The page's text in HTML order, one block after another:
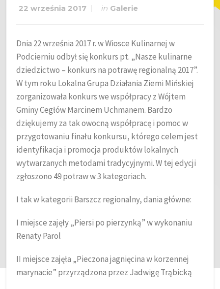
22 września 2017 in Galerie
Dnia 22 września 2017 r. w Wiosce Kulinarnej w
Podcierniu odbył się konkurs pt. „Nasze kulinarne
dziedzictwo – konkurs na potrawę regionalną 2017”.
W tym roku Lokalna Grupa Działania Ziemi Mińskiej
zorganizowała konkurs we współpracy z Wójtem
Gminy Cegłów Marcinem Uchmanem. Bardzo
dziękujemy za tak owocną współpracę i pomoc w
przygotowaniu finału konkursu, którego celem jest
identyfikacja i promocja produktów lokalnych
wytwarzanych metodami tradycyjnymi. W tej edycji
zgłoszono 49 potraw w 3 kategoriach.
I tak w kategorii Barszcz regionalny, dania główne:
I miejsce zajęły „Piersi po pierzynką” w wykonaniu
Renaty Parol
II miejsce zajęła „Pieczona jagnięcina w korzennej
marynacie” przyrządzona przez Jadwigę Trąbicką